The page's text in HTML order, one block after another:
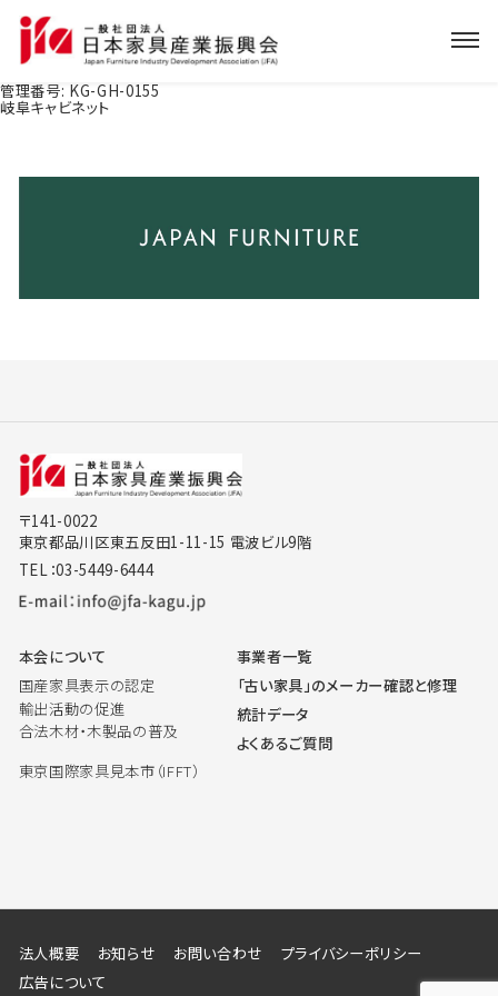
管理番号: KG-GH-0155
岐阜キャビネット
〒141-0022
東京都品川区東五反田1-11-15 電波ビル9階
TEL：03-5449-6444
本会について
国産家具表示の認定
輸出活動の促進
合法木材・木製品の普及
東京国際家具見本市（IFFT）
事業者一覧
「古い家具」のメーカー確認と修理
統計データ
よくあるご質問
法人概要 お知らせ お問い合わせ
プライバシーポリシー
広告について